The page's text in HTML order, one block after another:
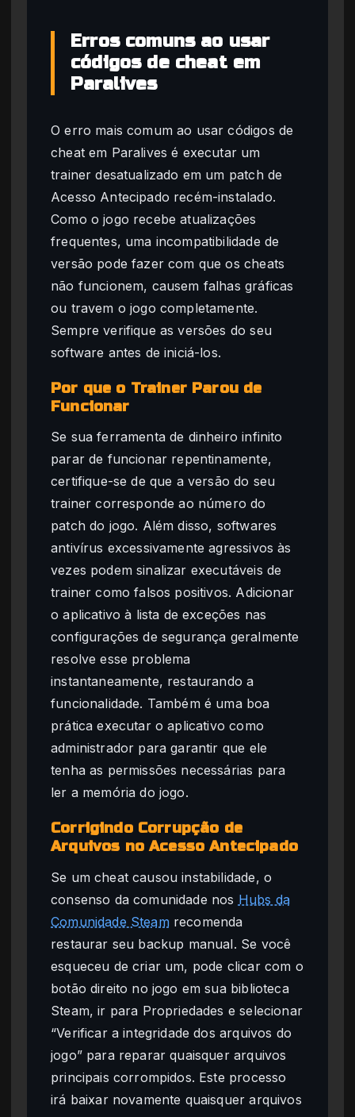
Erros comuns ao usar
códigos de cheat em
Paralives
O erro mais comum ao usar códigos de
cheat em Paralives é executar um
trainer desatualizado em um patch de
Acesso Antecipado recém-instalado.
Como o jogo recebe atualizações
frequentes, uma incompatibilidade de
versão pode fazer com que os cheats
não funcionem, causem falhas gráficas
ou travem o jogo completamente.
Sempre verifique as versões do seu
software antes de iniciá-los.
Por que o Trainer Parou de
Funcionar
Se sua ferramenta de dinheiro infinito
parar de funcionar repentinamente,
certifique-se de que a versão do seu
trainer corresponde ao número do
patch do jogo. Além disso, softwares
antivírus excessivamente agressivos às
vezes podem sinalizar executáveis de
trainer como falsos positivos. Adicionar
o aplicativo à lista de exceções nas
configurações de segurança geralmente
resolve esse problema
instantaneamente, restaurando a
funcionalidade. Também é uma boa
prática executar o aplicativo como
administrador para garantir que ele
tenha as permissões necessárias para
ler a memória do jogo.
Corrigindo Corrupção de
Arquivos no Acesso Antecipado
Se um cheat causou instabilidade, o
consenso da comunidade nos Hubs da
Comunidade Steamrecomenda
restaurar seu backup manual. Se você
esqueceu de criar um, pode clicar com o
botão direito no jogo em sua biblioteca
Steam, ir para Propriedades e selecionar
“Verificar a integridade dos arquivos do
jogo” para reparar quaisquer arquivos
principais corrompidos. Este processo
irá baixar novamente quaisquer arquivos